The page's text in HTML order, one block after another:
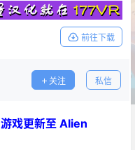
前往下载
关注 私信
戏更新至 Alien